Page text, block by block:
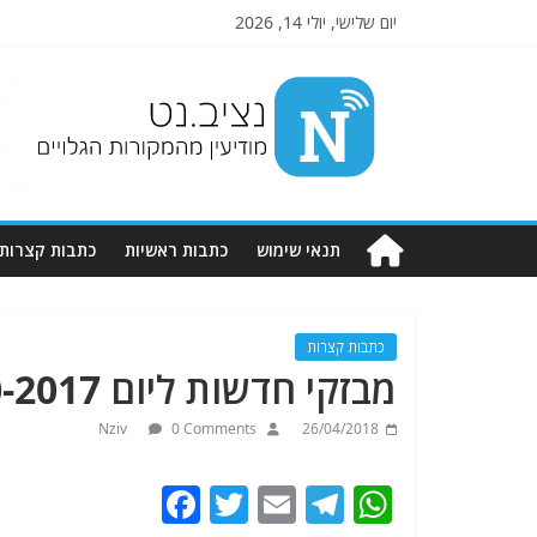
יום שלישי, יולי 14, 2026
Nziv.net
מודיעין
מהמקורות
תנאי שימוש כתבות ראשיות כתבות קצרות
כתבות קצרות
מבזקי חדשות ליום 20-10-2017.מתעדכן.
26/04/2018
Nziv 0 Comments
W
T
E
T